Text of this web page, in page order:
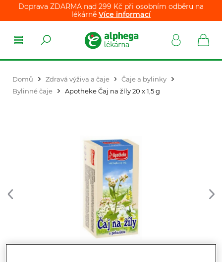
Doprava ZDARMA nad 299 Kč při osobním odběru na
lékárně Více informací
Domů Zdravá výživa a čaje
Čaje a bylinky
Bylinné čaje
Apotheke Čaj na žíly 20 x 1,5 g